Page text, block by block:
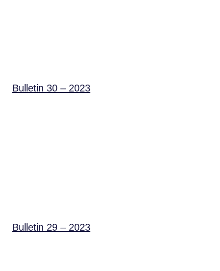
Bulletin 30 – 2023
Bulletin 29 – 2023